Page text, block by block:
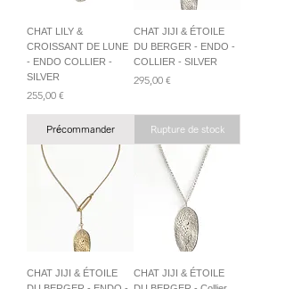
CHAT LILY &
CROISSANT DE LUNE
- ENDO COLLIER -
SILVER
Prix
255,00 €
Précommander
CHAT JIJI & ÉTOILE
DU BERGER - ENDO -
COLLIER - SILVER
Prix
295,00 €
Rupture de stock
CHAT JIJI & ÉTOILE
CHAT JIJI & ÉTOILE